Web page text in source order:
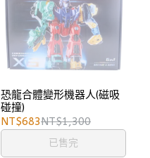
恐龍合體變形機器人(磁吸
碰撞)
NT$683NT$1,300
已售完